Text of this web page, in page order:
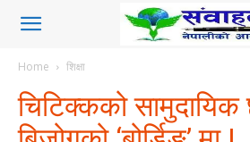
Home शिक्षा
चिटिक्कको सामुदायिक